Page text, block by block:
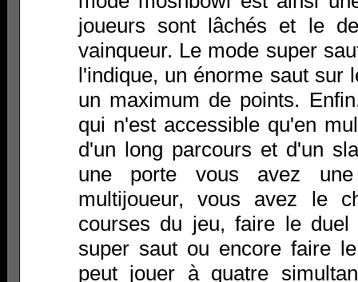
joueurs sont lâchés et le
vainqueur. Le mode super
l'indique, un énorme saut sur
un maximum de points.
qui n'est accessible qu'en
d'un long parcours et d'un
une porte vous avez
multijoueur, vous avez le
courses du jeu, faire le
super saut ou encore faire
peut jouer à quatre